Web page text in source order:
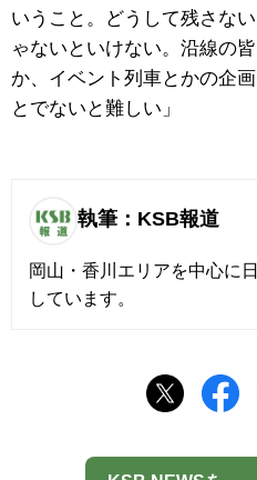
いうこと。どうして残さな
ゃないといけない。沿線の
か、イベント列車とかの企
とでないと難しい」
執筆：KSB報道
岡山・香川エリアを中心に
しています。